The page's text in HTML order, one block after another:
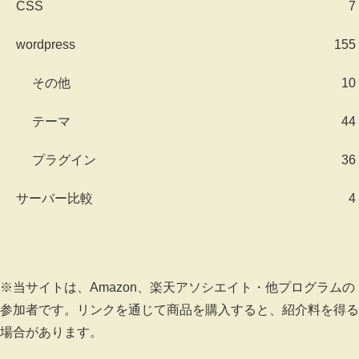
CSS 7
wordpress 155
その他 10
テーマ 44
プラグイン 36
サーバー比較 4
※当サイトは、Amazon、楽天アソシエイト・他プログラムの
参加者です。リンクを通じて商品を購入すると、紹介料を得る
場合があります。